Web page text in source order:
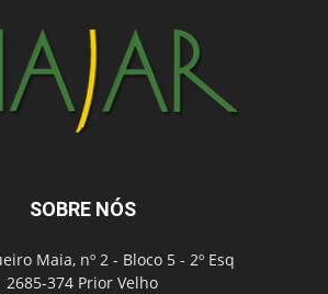
SOBRE NÓS
Maia, nº 2 - Bloco 5 - 2º Esq
2685-374 Prior Velho